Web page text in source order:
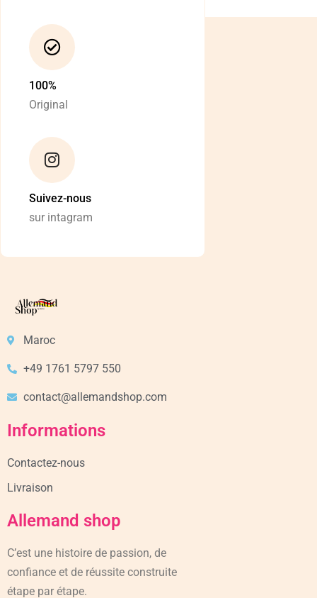
100%
Original
Suivez-nous
sur intagram
Maroc
+49 1761 5797 550
contact@allemandshop.com
Informations
Contactez-nous
Livraison
Allemand shop
C’est une histoire de passion, de
confiance et de réussite construite
étape par étape.